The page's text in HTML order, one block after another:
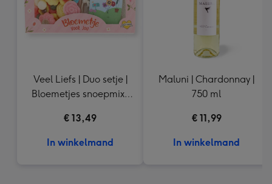
Veel Liefs | Duo setje |
Bloemetjes snoepmix |
€ 13,49
In winkelmand
Maluni | Chardonnay |
750 ml
€ 11,99
In winkelmand